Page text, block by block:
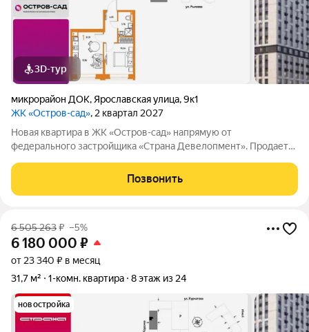
3D-тур
микрорайон ДОК, Ярославская улица,9к1
ЖК «Остров-сад», 2 квартал 2027
Новая квартира в ЖК «Остров-сад» напрямую от
федерального застройщика «Страна Девелопмент». Продается
Девелопмент. Площадь квартиры 31,67 кв. м. Жилой комплекс
Позвонить
6 505 263₽ –5%
6 180 000 ₽
от 23 340 ₽ в месяц
31,7 м²
1-комн. квартира 8 этаж из 24
новостройка